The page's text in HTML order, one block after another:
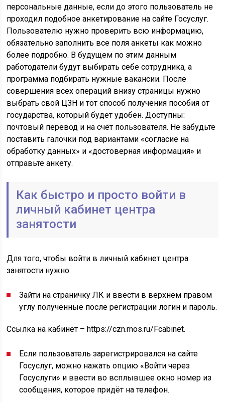
персональные данные, если до этого пользователь не
проходил подобное анкетирование на сайте Госуслуг.
Пользователю нужно проверить всю информацию,
обязательно заполнить все поля анкеты как можно
более подробно. В будущем по этим данным
работодатели будут выбирать себе сотрудника, а
программа подбирать нужные вакансии. После
совершения всех операций внизу страницы нужно
выбрать свой ЦЗН и тот способ получения пособия от
государства, который будет удобен. Доступны:
почтовый перевод и на счёт пользователя. Не забудьте
поставить галочки под вариантами «согласие на
обработку данных» и «достоверная информация» и
отправьте анкету.
Как быстро и просто войти в
личный кабинет центра
занятости
Для того, чтобы войти в личный кабинет центра
занятости нужно:
Зайти на страничку ЛК и ввести в верхнем правом
углу полученные после регистрации логин и пароль.
Ссылка на кабинет – https://czn.mos.ru/Fcabinet.
Если пользователь зарегистрировался на сайте
Госуслуг, можно нажать опцию «Войти через
Госуслуги» и ввести во всплывшее окно номер из
сообщения, которое придёт на телефон.